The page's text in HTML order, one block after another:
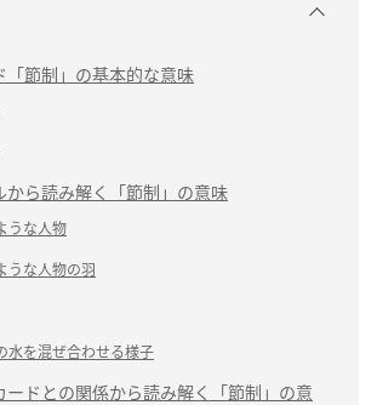
「節制」の基本的な意味
から読み解く「節制」の意味
うな人物
うな人物の羽
水を混ぜ合わせる様子
ードとの関係から読み解く「節制」の意